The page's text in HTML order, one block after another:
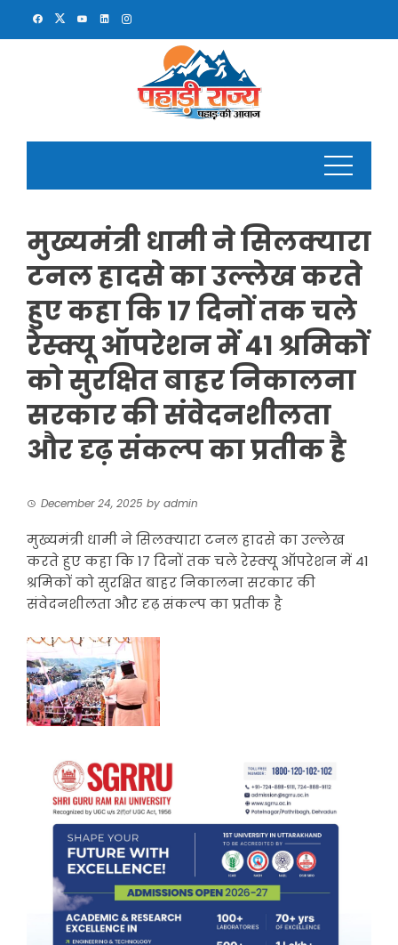
मुख्यमंत्री धामी ने सिलक्यारा
टनल हादसे का उल्लेख करते
हुए कहा कि 17 दिनों तक चले
रेस्क्यू ऑपरेशन में 41 श्रमिकों
को सुरक्षित बाहर निकालना
सरकार की संवेदनशीलता
और दृढ़ संकल्प का प्रतीक है
December 24, 2025 by admin
मुख्यमंत्री धामी ने सिलक्यारा टनल हादसे का उल्लेख
करते हुए कहा कि 17 दिनों तक चले रेस्क्यू ऑपरेशन में 41
श्रमिकों को सुरक्षित बाहर निकालना सरकार की
संवेदनशीलता और दृढ़ संकल्प का प्रतीक है